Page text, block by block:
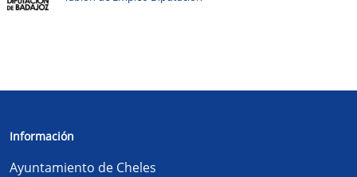
Información
Ayuntamiento de Cheles